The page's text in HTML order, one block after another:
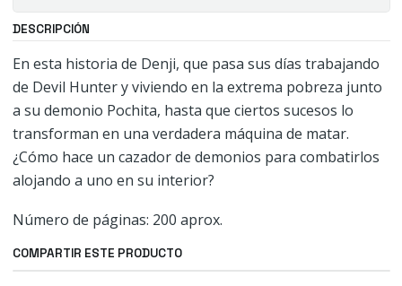
DESCRIPCIÓN
En esta historia de Denji, que pasa sus días trabajando
de Devil Hunter y viviendo en la extrema pobreza junto
a su demonio Pochita, hasta que ciertos sucesos lo
transforman en una verdadera máquina de matar.
¿Cómo hace un cazador de demonios para combatirlos
alojando a uno en su interior?
Número de páginas: 200 aprox.
COMPARTIR ESTE PRODUCTO